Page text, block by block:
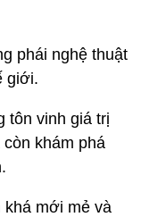
phái nghệ thuật
giới.
tôn vinh giá trị
khám phá
khá mới mẻ và